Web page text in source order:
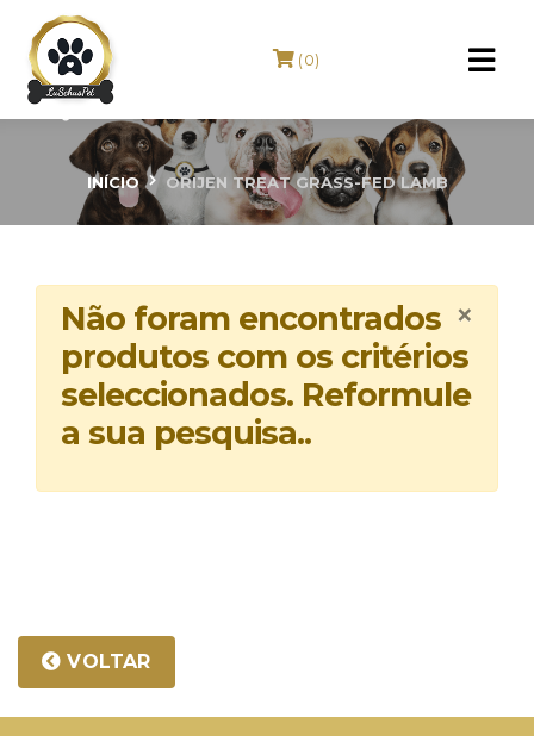
(0)
ORIJEN Treat Grass-Fed Lamb
INÍCIO ORIJEN TREAT GRASS-FED LAMB
×
Não foram encontrados
produtos com os critérios
seleccionados. Reformule
a sua pesquisa..
VOLTAR